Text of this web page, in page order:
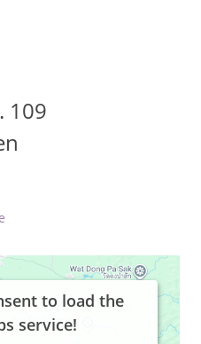
109
to load the
service!